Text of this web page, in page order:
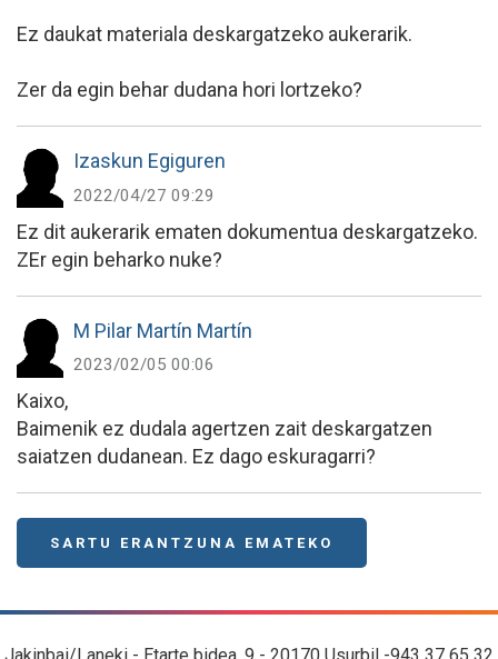
Ez daukat materiala deskargatzeko aukerarik.
Zer da egin behar dudana hori lortzeko?
Izaskun Egiguren
2022/04/27 09:29
Ez dit aukerarik ematen dokumentua deskargatzeko.
ZEr egin beharko nuke?
M Pilar Martín Martín
2023/02/05 00:06
Kaixo,
Baimenik ez dudala agertzen zait deskargatzen
saiatzen dudanean. Ez dago eskuragarri?
SARTU ERANTZUNA EMATEKO